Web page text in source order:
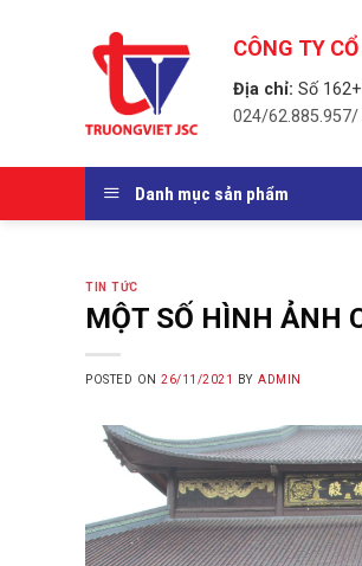
CÔNG TY
Địa chỉ: Số
024/62.885.957/
Danh mục sản phẩm
TIN TỨC
MỘT SỐ HÌNH ẢNH
POSTED ON26/11/2021 BYADMIN